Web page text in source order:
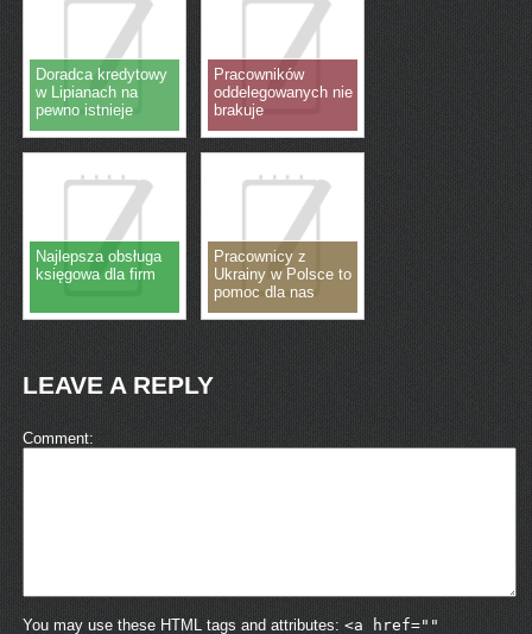
Doradca kredytowy
w Lipianach na
pewno istnieje
Pracowników
oddelegowanych nie
brakuje
Najlepsza obsługa
księgowa dla firm
Pracownicy z
Ukrainy w Polsce to
pomoc dla nas
LEAVE A REPLY
Comment
You may use these HTML tags and attributes: <a href=""